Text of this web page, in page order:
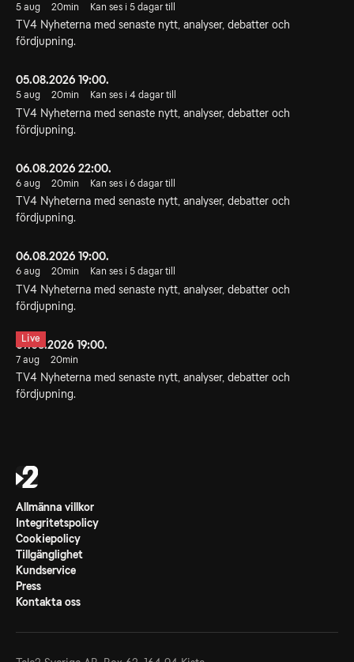
5 aug 20min Kan ses i 5 dagar till
TV4 Nyheterna med senaste nytt, analyser, debatter och
fördjupning.
05.08.2026 19:00.
5 aug 20min Kan ses i 4 dagar till
TV4 Nyheterna med senaste nytt, analyser, debatter och
fördjupning.
06.08.2026 22:00.
6 aug 20min Kan ses i 6 dagar till
TV4 Nyheterna med senaste nytt, analyser, debatter och
fördjupning.
06.08.2026 19:00.
6 aug 20min Kan ses i 5 dagar till
TV4 Nyheterna med senaste nytt, analyser, debatter och
fördjupning.
Live
07.08.2026 19:00.
7 aug 20min
TV4 Nyheterna med senaste nytt, analyser, debatter och
fördjupning.
Allmänna villkor
Integritetspolicy
Cookiepolicy
Tillgänglighet
Kundservice
Press
Kontakta oss